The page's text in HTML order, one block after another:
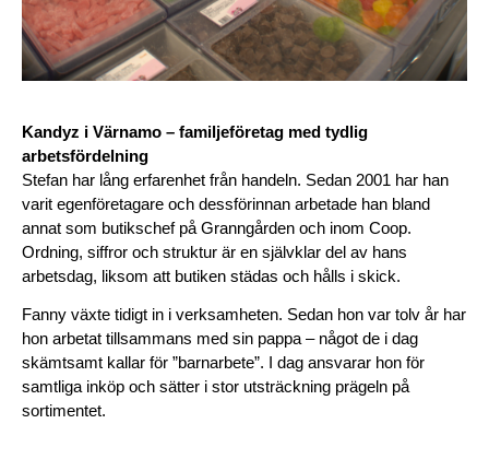
Kandyz i Värnamo – familjeföretag med tydlig
arbetsfördelning
Stefan har lång erfarenhet från handeln. Sedan 2001 har han
varit egenföretagare och dessförinnan arbetade han bland
annat som butikschef på Granngården och inom Coop.
Ordning, siffror och struktur är en självklar del av hans
arbetsdag, liksom att butiken städas och hålls i skick.
Fanny växte tidigt in i verksamheten. Sedan hon var tolv år har
hon arbetat tillsammans med sin pappa – något de i dag
skämtsamt kallar för ”barnarbete”. I dag ansvarar hon för
samtliga inköp och sätter i stor utsträckning prägeln på
sortimentet.